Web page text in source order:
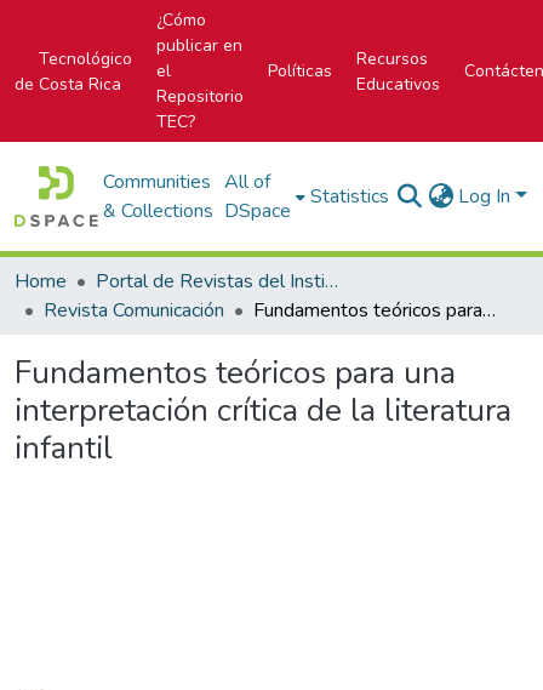
Tecnológico
de Costa Rica
¿Cómo
publicar en
el
Repositorio
TEC?
Políticas
Recursos
Educativos
Communities
& Collections
All of
DSpace
Statistics Log In
Home
Portal de Revistas del Instituto Tecnológico de Costa Rica
Revista Comunicación
Fundamentos teóricos para una interpretación crítica de la literatura infantil
Fundamentos teóricos para una
interpretación crítica de la literatura
infantil